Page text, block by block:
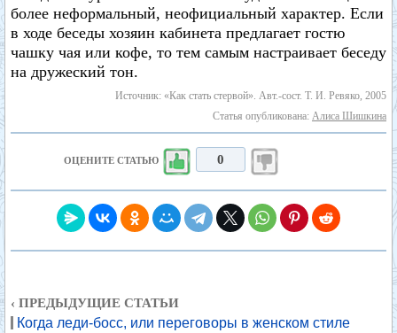
более неформальный, неофициальный характер. Если
в ходе беседы хозяин кабинета предлагает гостю
чашку чая или кофе, то тем самым настраивает беседу
на дружеский тон.
Источник: «Как стать стервой». Авт.-сост. Т. И. Ревяко, 2005
Статья опубликована: Алиса Шишкина
ОЦЕНИТЕ СТАТЬЮ 0
‹ ПРЕДЫДУЩИЕ СТАТЬИ
Когда леди-босс, или переговоры в женском стиле